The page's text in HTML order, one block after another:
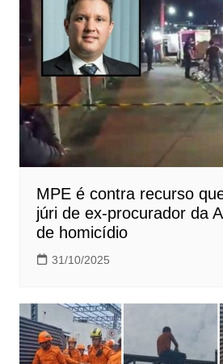
MPE é contra recurso
júri de ex-procurador da
de homicídio
31/10/2025